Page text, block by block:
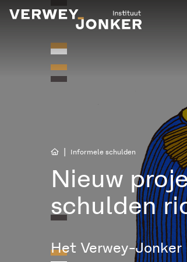
Informele schulden
Nieuw
schulden
Het Verwey-